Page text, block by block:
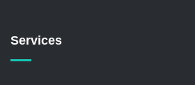
Services